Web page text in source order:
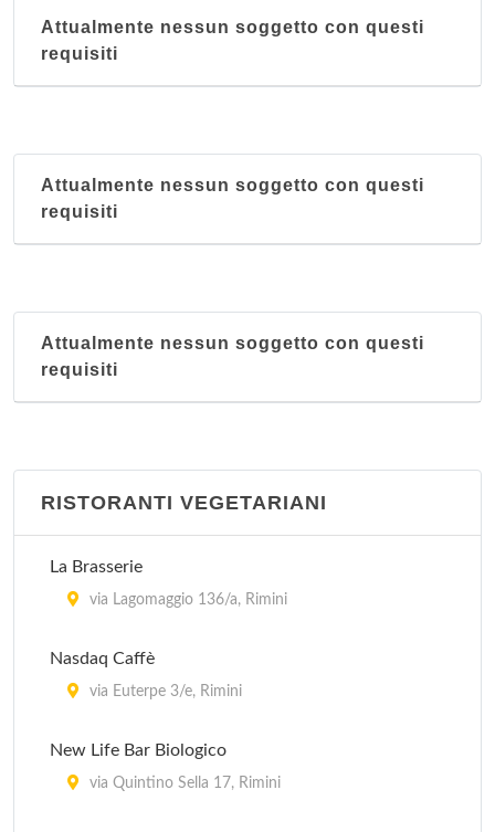
Attualmente nessun soggetto con questi
requisiti
Attualmente nessun soggetto con questi
requisiti
Attualmente nessun soggetto con questi
requisiti
RISTORANTI VEGETARIANI
La Brasserie
via Lagomaggio 136/a, Rimini
Nasdaq Caffè
via Euterpe 3/e, Rimini
New Life Bar Biologico
via Quintino Sella 17, Rimini